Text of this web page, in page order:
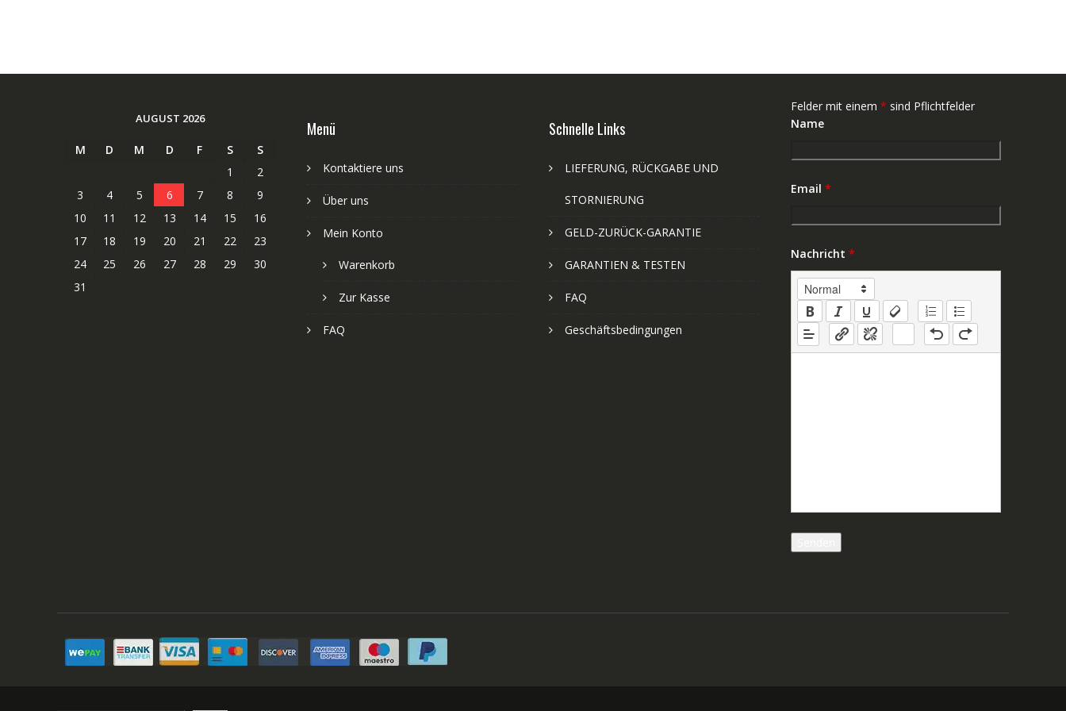
AUGUST 2026
M D M D F S
S
1
2
3
4 5 6 7 8
9
10
11 12 13 14 15
16
17
18 19 20 21 22
23
24
25 26 27 28 29
30
31
Menü
Kontaktiere uns
Über uns
Mein Konto
Warenkorb
Zur Kasse
FAQ
Schnelle Links
LIEFERUNG, RÜCKGABE UND
STORNIERUNG
GELD-ZURÜCK-GARANTIE
GARANTIEN & TESTEN
FAQ
Geschäftsbedingungen
Felder mit einem * sind Pflichtfelder
Name
Email *
Nachricht *